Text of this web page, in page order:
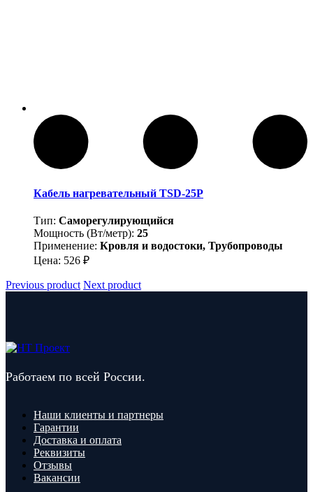
Кабель нагревательный TSD-25P
Тип: Саморегулирующийся
Мощность (Вт/метр): 25
Применение: Кровля и водостоки, Трубопроводы
Цена: 526 ₽
Previous product Next product
Работаем по всей России.
Наши клиенты и партнеры
Гарантии
Доставка и оплата
Реквизиты
Отзывы
Вакансии